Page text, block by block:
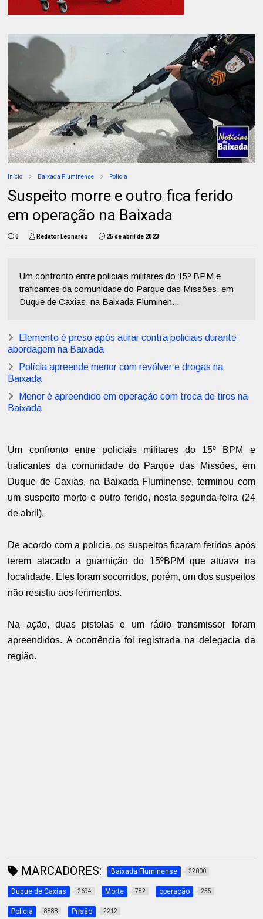
Início Baixada Fluminense Polícia
Suspeito morre e outro fica ferido
em operação na Baixada
0 Redator Leonardo 25 de abril de 2023
Um confronto entre policiais militares do 15º BPM e
traficantes da comunidade do Parque das Missões, em
Duque de Caxias, na Baixada Fluminen...
Elemento é preso após atirar contra policiais durante
abordagem na Baixada
Polícia apreende menor com revólver e drogas na
Baixada
Menor é apreendido em operação com troca de tiros na
Baixada
Um confronto entre policiais militares do 15º BPM e
traficantes da comunidade do Parque das Missões, em
Duque de Caxias, na Baixada Fluminense, terminou com
um suspeito morto e outro ferido, nesta segunda-feira (24
de abril).
De acordo com a polícia, os suspeitos ficaram feridos após
terem atacado a guarnição do 15ºBPM que atuava na
localidade. Eles foram socorridos, porém, um dos suspeitos
não resistiu aos ferimentos.
Na ação, duas pistolas e um rádio transmissor foram
apreendidos. A ocorrência foi registrada na delegacia da
região.
MARCADORES: Baixada Fluminense 22000
Duque de Caxias 2694 Morte 782 operação 255
Polícia 8888 Prisão 2212